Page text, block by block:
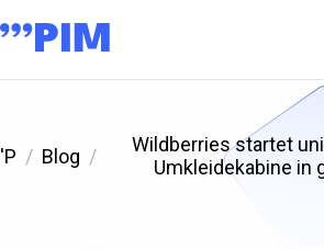
'P Blog
Wildberries startet
Umkleidekabine in